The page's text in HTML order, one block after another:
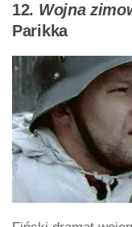
12. Wojna
Parikka